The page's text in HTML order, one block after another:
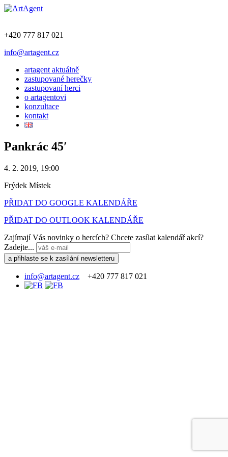
+420 777 817 021
info@artagent.cz
artagent aktuálně
zastupované herečky
zastupovaní herci
o artagentovi
konzultace
kontakt
Pankrác 45′
4. 2. 2019, 19:00
Frýdek Místek
PŘIDAT DO GOOGLE KALENDÁŘE
PŘIDAT DO OUTLOOK KALENDÁŘE
Zajímají Vás novinky o hercích? Chcete zasílat kalendář akcí?
Zadejte...
info@artagent.cz +420 777 817 021